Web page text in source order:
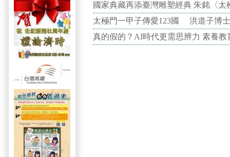
國家典藏再添臺灣雕塑經典 朱銘〈
太極門一甲子傳愛123國 洪道子博
真的假的？AI時代更需思辨力 素養